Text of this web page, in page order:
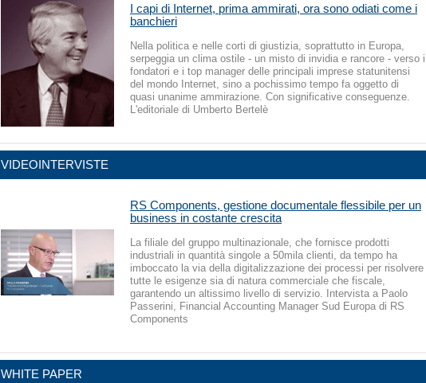
I capi di Internet, prima ammirati, ora sono odiati come i
banchieri
Nella politica e nelle corti di giustizia, soprattutto in Europa,
serpeggia un clima ostile - un misto di invidia e rancore - verso i
fondatori e i top manager delle principali imprese statunitensi
del mondo Internet, sino a pochissimo tempo fa oggetto di
quasi unanime ammirazione. Con significative conseguenze.
L'editoriale di Umberto Bertelè
VIDEOINTERVISTE
RS Components, gestione documentale flessibile per un
business in costante crescita
La filiale del gruppo multinazionale, che fornisce prodotti
industriali in quantità singole a 50mila clienti, da tempo ha
imboccato la via della digitalizzazione dei processi per risolvere
tutte le esigenze sia di natura commerciale che fiscale,
garantendo un altissimo livello di servizio. Intervista a Paolo
Passerini, Financial Accounting Manager Sud Europa di RS
Components
WHITE PAPER